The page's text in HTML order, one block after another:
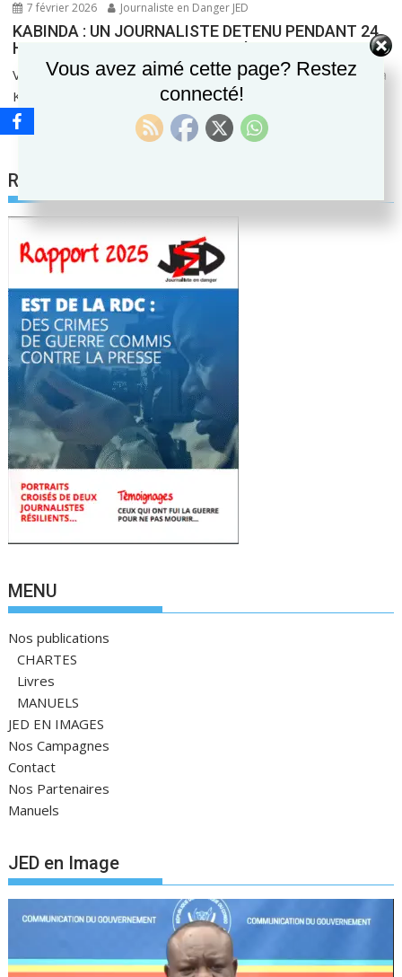
7 février 2026 Journaliste en Danger JED
KABINDA : UN JOURNALISTE DETENU PENDANT 24
HEURES DANS UN CACHOT DE L’ANR
Vérité Nkembe, journaliste à Radio Tokomi Wapi, émettant à
Kabinda, chef-lieu de la province de Lomami,...
Dernières Alertes
Rapport 2025
MENU
Nos publications
CHARTES
Livres
MANUELS
JED EN IMAGES
Nos Campagnes
Contact
Nos Partenaires
Manuels
JED en Image
Vous avez aimé cette page? Restez
connecté!